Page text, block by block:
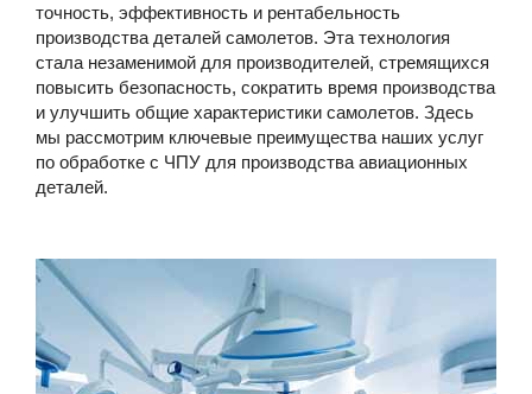
точность, эффективность и рентабельность
производства деталей самолетов. Эта технология
стала незаменимой для производителей, стремящихся
повысить безопасность, сократить время производства
и улучшить общие характеристики самолетов. Здесь
мы рассмотрим ключевые преимущества наших услуг
по обработке с ЧПУ для производства авиационных
деталей.